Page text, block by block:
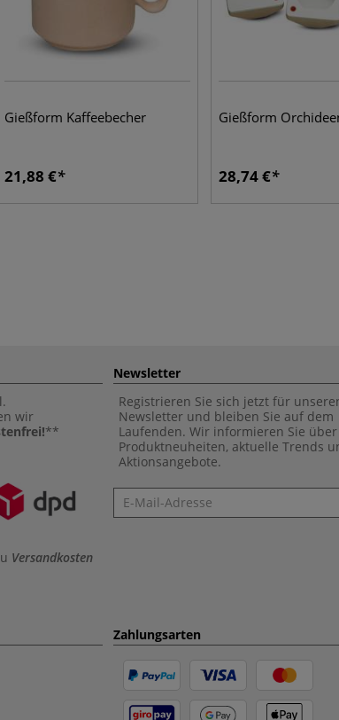
Gießform Kaffeebecher
21,88 €
Gießform
28,74 €
wir
**
Versandkosten
Newsletter
Registrieren Sie sich jetzt für
Newsletter und bleiben Sie auf dem
Laufenden. Wir informieren Sie über
Produktneuheiten, aktuelle Trends
Aktionsangebote.
Newsletter
Zahlungsarten